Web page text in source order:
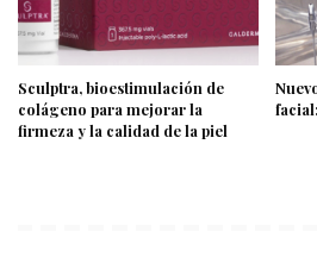
Sculptra, bioestimulación de
colágeno para mejorar la
firmeza y la calidad de la piel